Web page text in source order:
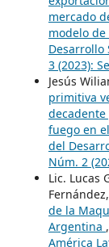
mercado
modelo
Desarrollo
3 (2023):
Jesús
primitiva
fuego en
del
Núm. 2
Lic. Lucas
Fernández,
de la
Argentina ,
América